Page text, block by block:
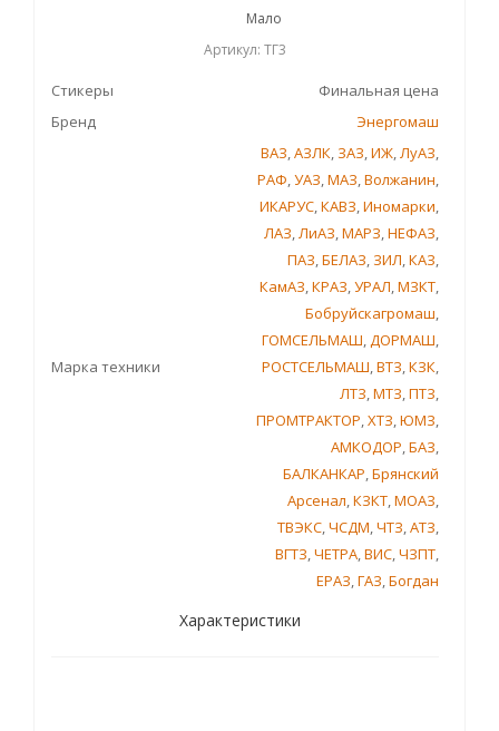
Мало
Артикул: ТГ3
Стикеры
Финальная цена
Бренд
Энергомаш
Марка техники
ВАЗ,АЗЛК, ЗАЗ,ИЖ,ЛуАЗ,
РАФ,УАЗ,МАЗ,Волжанин,
ИКАРУС,КАВЗ,Иномарки,
ЛАЗ,ЛиАЗ,МАРЗ,НЕФАЗ,
ПАЗ,БЕЛАЗ, ЗИЛ,КАЗ,
КамАЗ,КРАЗ,УРАЛ,МЗКТ,
Бобруйскагромаш,
ГОМСЕЛЬМАШ,ДОРМАШ,
РОСТСЕЛЬМАШ,ВТЗ,КЗК,
ЛТЗ,МТЗ,ПТЗ,
ПРОМТРАКТОР,ХТЗ,ЮМЗ,
АМКОДОР,БАЗ,
БАЛКАНКАР,Брянский
Арсенал,КЗКТ,МОАЗ,
ТВЭКС,ЧСДМ,ЧТЗ,АТЗ,
ВГТЗ,ЧЕТРА,ВИС,ЧЗПТ,
ЕРАЗ,ГАЗ,Богдан
Характеристики